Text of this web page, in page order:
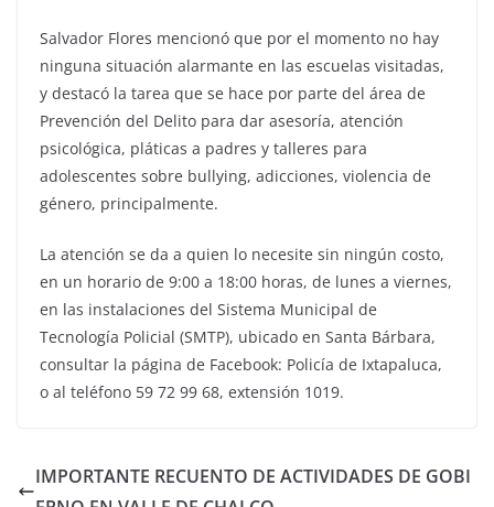
Salvador Flores mencionó que por el momento no hay
ninguna situación alarmante en las escuelas visitadas,
y destacó la tarea que se hace por parte del área de
Prevención del Delito para dar asesoría, atención
psicológica, pláticas a padres y talleres para
adolescentes sobre bullying, adicciones, violencia de
género, principalmente.
La atención se da a quien lo necesite sin ningún costo,
en un horario de 9:00 a 18:00 horas, de lunes a viernes,
en las instalaciones del Sistema Municipal de
Tecnología Policial (SMTP), ubicado en Santa Bárbara,
consultar la página de Facebook: Policía de Ixtapaluca,
o al teléfono 59 72 99 68, extensión 1019.
IMPORTANTE RECUENTO DE ACTIVIDADES DE GOBI